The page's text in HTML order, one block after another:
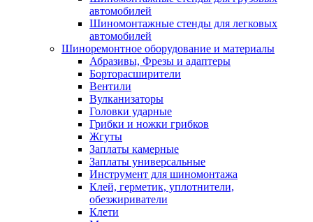
автомобилей
Шиномонтажные стенды для легковых
автомобилей
Шиноремонтное оборудование и материалы
Абразивы, Фрезы и адаптеры
Борторасширители
Вентили
Вулканизаторы
Головки ударные
Грибки и ножки грибков
Жгуты
Заплаты камерные
Заплаты универсальные
Инструмент для шиномонтажа
Клей, герметик, уплотнители,
обезжириватели
Клети